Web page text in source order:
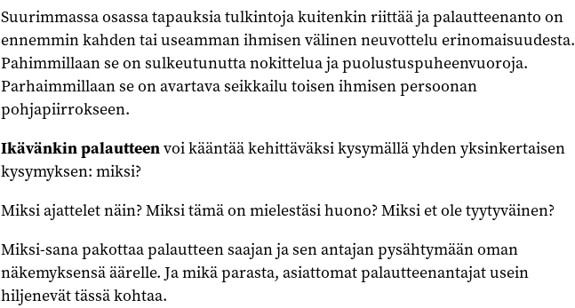
Suurimmassa osassa tapauksia tulkintoja kuitenkin riittää ja palautteenanto on
ennemmin kahden tai useamman ihmisen välinen neuvottelu erinomaisuudesta.
Pahimmillaan se on sulkeutunutta nokittelua ja puolustuspuheenvuoroja.
Parhaimmillaan se on avartava seikkailu toisen ihmisen persoonan
pohjapiirrokseen.
Ikävänkin palautteenvoi kääntää kehittäväksi kysymällä yhden yksinkertaisen
kysymyksen: miksi?
Miksi ajattelet näin? Miksi tämä on mielestäsi huono? Miksi et ole tyytyväinen?
Miksi-sana pakottaa palautteen saajan ja sen antajan pysähtymään oman
näkemyksensä äärelle. Ja mikä parasta, asiattomat palautteenantajat usein
hiljenevät tässä kohtaa.